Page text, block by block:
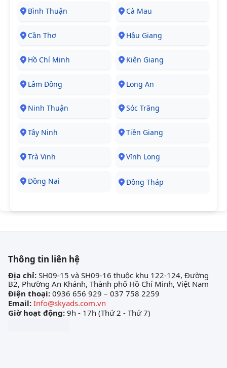
Bình Thuận Cà Mau
Cần Thơ Hậu Giang
Hồ Chí Minh Kiên Giang
Lâm Đồng Long An
Ninh Thuận Sóc Trăng
Tây Ninh Tiền Giang
Trà Vinh Vĩnh Long
Đồng Nai Đồng Tháp
Thông tin liên hệ
Địa chỉ: SH09-15 và SH09-16 thuộc khu 122-124, Đường
B2, Phường An Khánh, Thành phố Hồ Chí Minh, Việt Nam
Điện thoại: 0936 656 929 – 037 758 2259
Email: Info@skyads.com.vn
Giờ hoạt động: 9h - 17h (Thứ 2 - Thứ 7)